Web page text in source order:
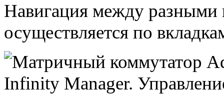
Навигация между разными
осуществляется по